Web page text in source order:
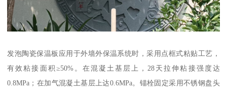
发泡陶瓷保温板应用于外墙外保温系统时，采用点框式粘贴工艺，
有效粘接面积≥50%。在混凝土基层上，28天拉伸粘接强度达
0.8MPa；在加气混凝土基层上达0.6MPa。锚栓固定采用不锈钢盘头